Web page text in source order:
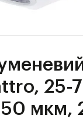
25-
мкм,